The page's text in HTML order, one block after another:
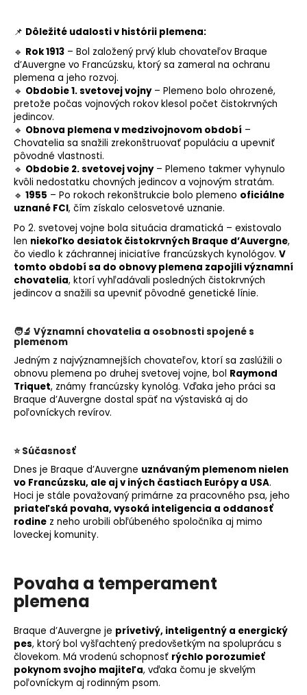
📌 Dôležité udalosti v histórii plemena:
🔹 Rok 1913 – Bol založený prvý klub chovateľov Braque
d’Auvergne vo Francúzsku, ktorý sa zameral na ochranu
plemena a jeho rozvoj.
🔹 Obdobie 1. svetovej vojny– Plemeno bolo ohrozené,
pretože počas vojnových rokov klesol počet čistokrvných
jedincov.
🔹 Obnova plemena v medzivojnovom období –
Chovatelia sa snažili zrekonštruovať populáciu a upevniť
pôvodné vlastnosti.
🔹 Obdobie 2. svetovej vojny– Plemeno takmer vyhynulo
kvôli nedostatku chovných jedincov a vojnovým stratám.
🔹 1955 – Po rokoch rekonštrukcie bolo plemeno oficiálne
uznané FCI, čím získalo celosvetové uznanie.
Po 2. svetovej vojne bola situácia dramatická – existovalo
len niekoľko desiatok čistokrvných Braque d’Auvergne,
čo viedlo k záchrannej iniciatíve francúzskych kynológov. V
tomto období sa do obnovy plemena zapojili významní
chovatelia, ktorí vyhľadávali posledných čistokrvných
jedincov a snažili sa upevniť pôvodné genetické línie.
🧑‍🔬 Významní chovatelia a osobnosti spojené s
plemenom
Jedným z najvýznamnejších chovateľov, ktorí sa zaslúžili o
obnovu plemena po druhej svetovej vojne, bol Raymond
Triquet, známy francúzsky kynológ. Vďaka jeho práci sa
Braque d’Auvergne dostal späť na výstaviská aj do
poľovníckych revírov.
⭐ Súčasnosť
Dnes je Braque d’Auvergne uznávaným plemenom nielen
vo Francúzsku, ale aj v iných častiach Európy a USA.
Hoci je stále považovaný primárne za pracovného psa, jeho
priateľská povaha, vysoká inteligencia a oddanosť
rodine z neho urobili obľúbeného spoločníka aj mimo
loveckej komunity.
Povaha a temperament
plemena
Braque d’Auvergne je prívetivý, inteligentný a energický
pes, ktorý bol vyšľachtený predovšetkým na spoluprácu s
človekom. Má vrodenú schopnosť rýchlo porozumieť
pokynom svojho majiteľa, vďaka čomu je skvelým
poľovníckym aj rodinným psom.